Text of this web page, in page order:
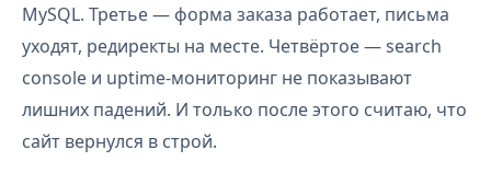
MySQL. Третье — форма заказа работает, письма
уходят, редиректы на месте. Четвёртое — search
console и uptime-мониторинг не показывают
лишних падений. И только после этого считаю, что
сайт вернулся в строй.